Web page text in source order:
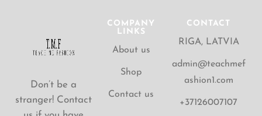
Don’t be a
stranger! Contact
COMPANY
LINKS
About us
Shop
Contact us
CONTACT
RIGA, LATVIA
admin@teachmef
ashion1.com
+37126007107